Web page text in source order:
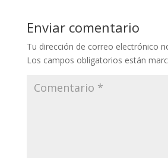
Enviar comentario
Tu dirección de correo electrónico
Los campos obligatorios están